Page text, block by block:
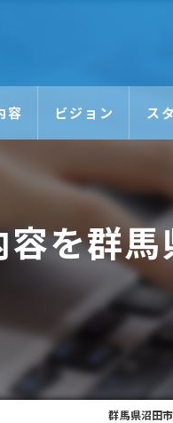
容 ビジョン ス
を群
群馬県沼田